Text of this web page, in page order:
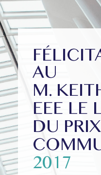
AU
M.
EEE LE
DU PRIX
2017